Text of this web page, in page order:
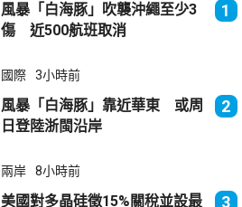
風暴「白海豚」吹襲沖繩至少3
傷 近500航班取消
1
國際 3小時前
風暴「白海豚」靠近華東 或周
日登陸浙閩沿岸
2
兩岸 8小時前
美國對多晶硅徵15%關稅並設最
3